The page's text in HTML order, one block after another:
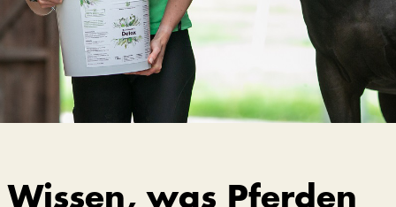
Wissen, was Pferden